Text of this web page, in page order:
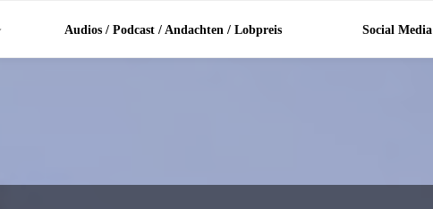
Audios / Podcast / Andachten / Lobpreis Social Media